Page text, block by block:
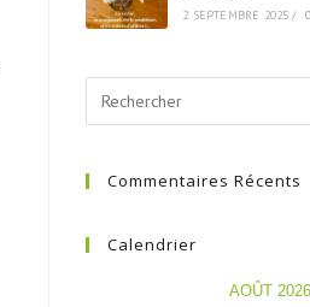
2 SEPTEMBRE 2025 /
Commentaires Récents
Calendrier
AOÛT 2026